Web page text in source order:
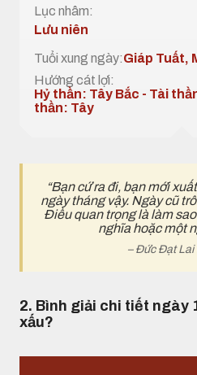
Lục nhâm:
Lưu niên
Tuổi xung ngày:Giáp Tuất,
Hướng cát lợi:
Hỷ thần: Tây Bắc - Tài
thần: Tây
“Bạn cứ ra đi, bạn mới
ngày tháng vậy. Ngày cũ
Điều quan trọng là làm
nghĩa hoặc một
– Đức Đạt Lai
2. Bình giải chi tiết ngày
xấu?